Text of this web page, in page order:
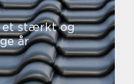
et stærkt og
år